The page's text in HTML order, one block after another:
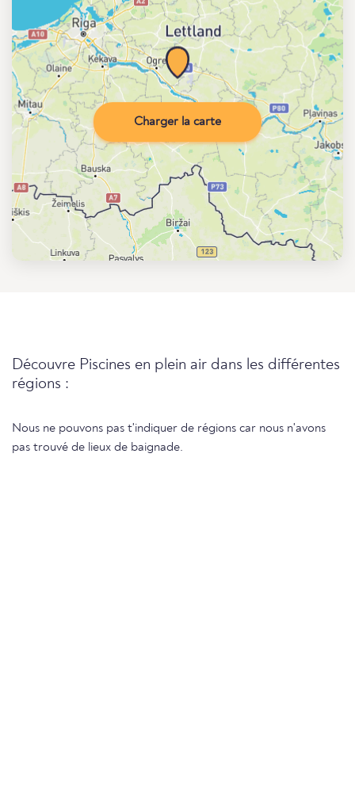
Charger la carte
Découvre Piscines en plein air dans les différentes
régions :
Nous ne pouvons pas t'indiquer de régions car nous n'avons
pas trouvé de lieux de baignade.